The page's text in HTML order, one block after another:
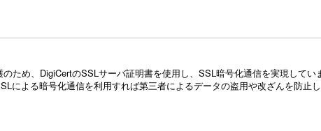
ため、DigiCertのSSLサーバ証明書を使用し、SSL暗号化通信を実現して
による暗号化通信を利用すれば第三者によるデータの盗用や改ざんを防止